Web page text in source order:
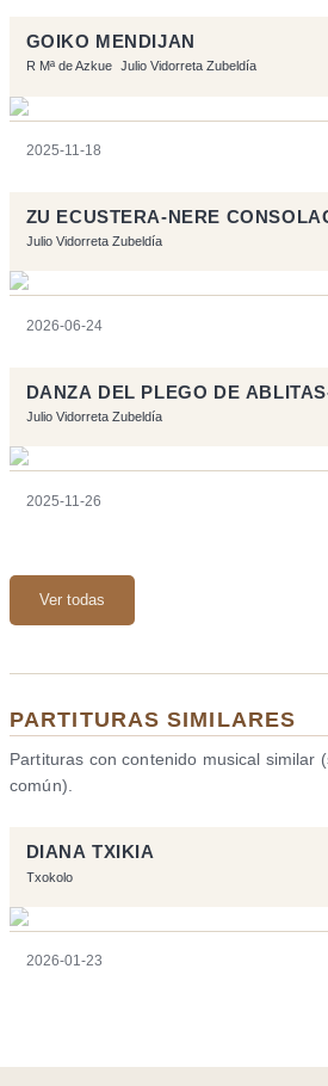
GOIKO MENDIJAN
R Mª de Azkue Julio Vidorreta Zubeldía
2025-11-18
ZU ECUSTERA-NERE
Julio Vidorreta Zubeldía
2026-06-24
DANZA DEL PLEGO DE
Julio Vidorreta Zubeldía
2025-11-26
Ver todas
PARTITURAS SIMILARES
Partituras con contenido musical similar
común).
DIANA TXIKIA
Txokolo
2026-01-23